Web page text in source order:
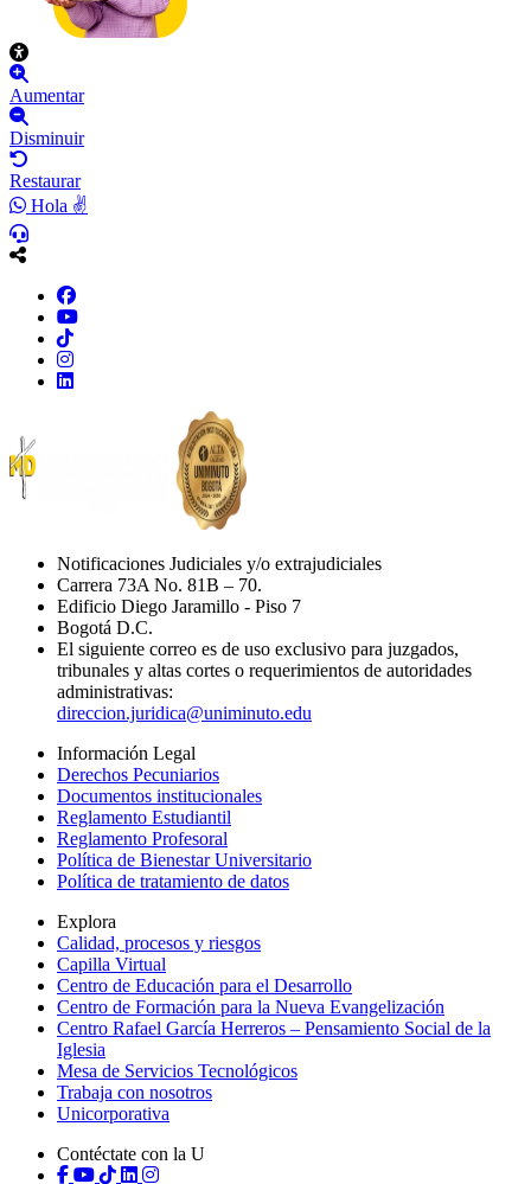
Aumentar
Disminuir
Restaurar
Hola ✌
Notificaciones Judiciales y/o extrajudiciales
Carrera 73A No. 81B – 70.
Edificio Diego Jaramillo - Piso 7
Bogotá D.C.
El siguiente correo es de uso exclusivo para juzgados,
tribunales y altas cortes o requerimientos de autoridades
administrativas:
direccion.juridica@uniminuto.edu
Información Legal
Derechos Pecuniarios
Documentos institucionales
Reglamento Estudiantil
Reglamento Profesoral
Política de Bienestar Universitario
Política de tratamiento de datos
Explora
Calidad, procesos y riesgos
Capilla Virtual
Centro de Educación para el Desarrollo
Centro de Formación para la Nueva Evangelización
Centro Rafael García Herreros – Pensamiento Social de la
Iglesia
Mesa de Servicios Tecnológicos
Trabaja con nosotros
Unicorporativa
Contéctate con la U